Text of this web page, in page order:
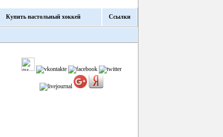
Купить настольный хоккей Ссылки